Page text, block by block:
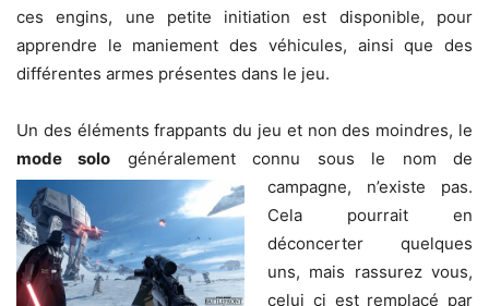
ces engins, une petite initiation est disponible, pour
apprendre le maniement des véhicules, ainsi que des
différentes armes présentes dans le jeu.
Un des éléments frappants du jeu et non des moindres, le
mode solo généralement connu sous le nom de
campagne, n’existe pas.
Cela pourrait en
déconcerter quelques
uns, mais rassurez vous,
celui ci est remplacé par